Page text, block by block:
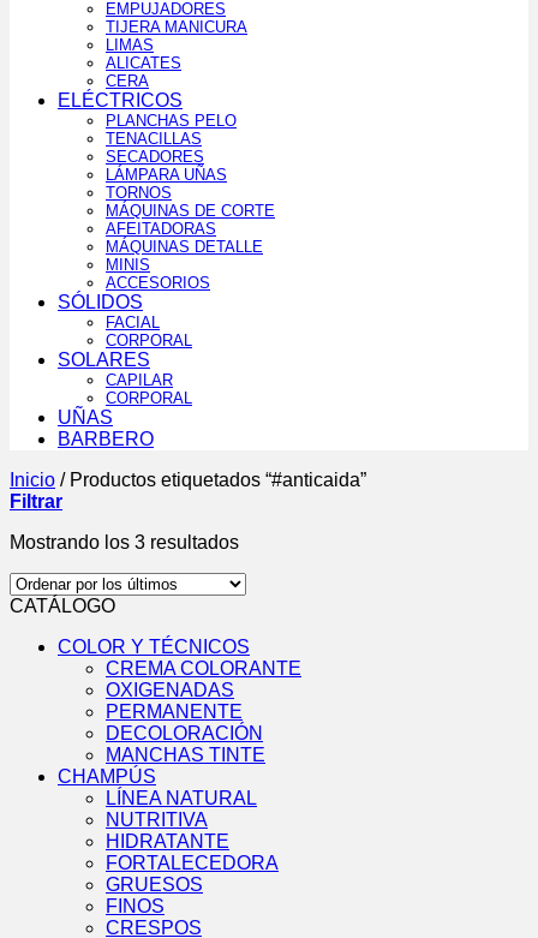
EMPUJADORES
TIJERA MANICURA
LIMAS
ALICATES
CERA
ELÉCTRICOS
PLANCHAS PELO
TENACILLAS
SECADORES
LÁMPARA UÑAS
TORNOS
MÁQUINAS DE CORTE
AFEITADORAS
MÁQUINAS DETALLE
MINIS
ACCESORIOS
SÓLIDOS
FACIAL
CORPORAL
SOLARES
CAPILAR
CORPORAL
UÑAS
BARBERO
Inicio /Productos etiquetados “#anticaida”
Filtrar
Mostrando los 3 resultadosOrdenado
los
CATÁLOGO
COLOR Y TÉCNICOS
CREMA COLORANTE
OXIGENADAS
PERMANENTE
DECOLORACIÓN
MANCHAS TINTE
CHAMPÚS
LÍNEA NATURAL
NUTRITIVA
HIDRATANTE
FORTALECEDORA
GRUESOS
FINOS
CRESPOS